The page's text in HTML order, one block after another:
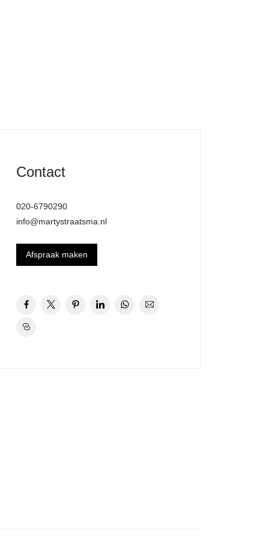
Contact
020-6790290
info@martystraatsma.nl
Afspraak maken